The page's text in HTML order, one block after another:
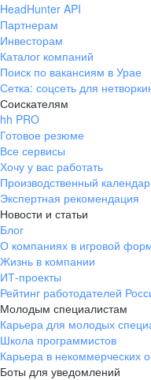
HeadHunter API
Партнерам
Инвесторам
Каталог компаний
Поиск по вакансиям в Урае
Сетка: соцсеть для
Соискателям
hh PRO
Готовое резюме
Все сервисы
Хочу у вас работать
Производственный
Экспертная рекомендация
Новости и статьи
Блог
О компаниях в игровой
Жизнь в компании
ИТ-проекты
Рейтинг работодателей
Молодым специалистам
Карьера для молодых
Школа программистов
Карьера в некоммерческих
Боты для уведомлений